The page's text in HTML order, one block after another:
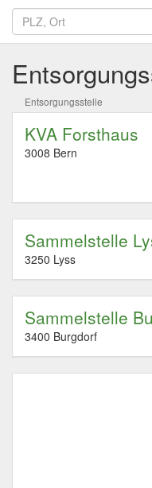
Entsorgungsstelle
KVA Forsthaus
3008 Bern
Sammelstelle
3250 Lyss
Sammelstelle
3400 Burgdorf